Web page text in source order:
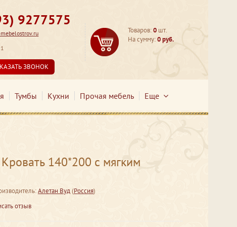
9277575
ЗВОНОК
Товаров:0 шт.
На сумму:0 руб.
Тумбы Кухни Прочая мебель Еще
Кровать 140*200 с мягким
Алетан Вуд(Россия)
отзыв